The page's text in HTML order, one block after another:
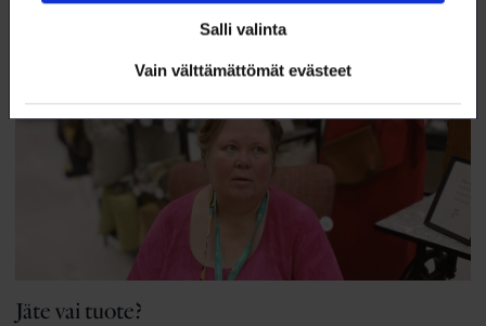
Salli valinta
Vain välttämättömät evästeet
Jäte vai tuote?